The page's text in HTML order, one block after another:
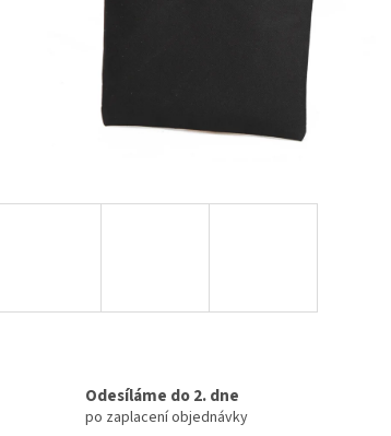
Odesíláme do 2. dne
po zaplacení objednávky